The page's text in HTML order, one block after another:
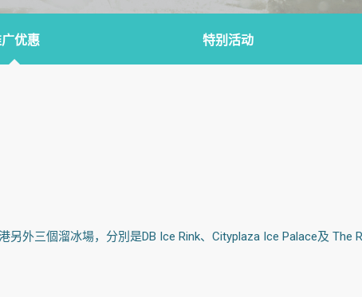
优惠 特别活动
外三個溜冰場，分別是DB Ice Rink、Cityplaza Ice Palace及 The